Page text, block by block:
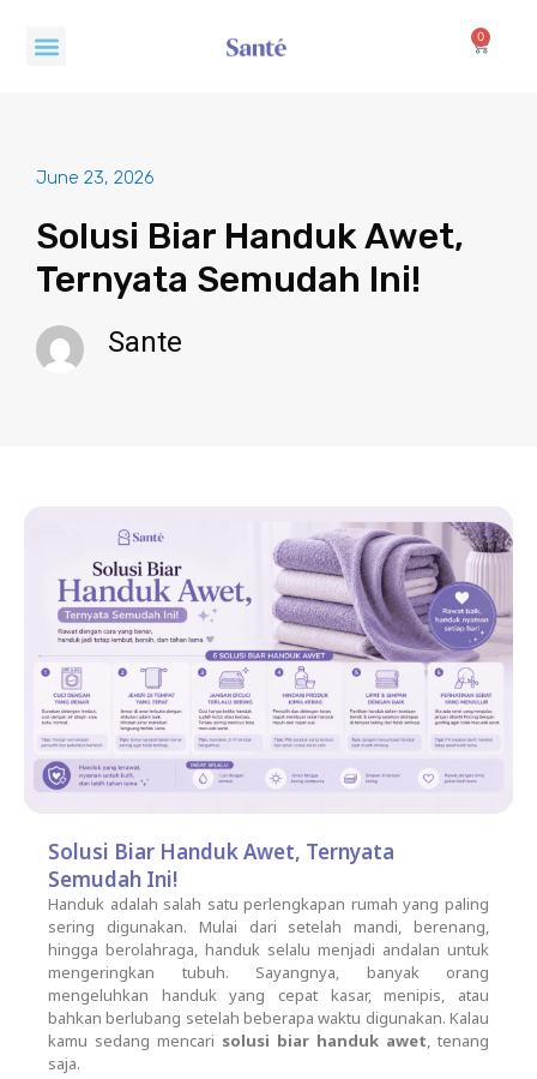
Menu 0 Cart
June 23, 2026
Solusi Biar Handuk Awet,
Ternyata Semudah Ini!
Sante
Solusi Biar Handuk Awet, Ternyata
Semudah Ini!
Handuk adalah salah satu perlengkapan rumah yang paling
sering digunakan. Mulai dari setelah mandi, berenang,
hingga berolahraga, handuk selalu menjadi andalan untuk
mengeringkan tubuh. Sayangnya, banyak orang
mengeluhkan handuk yang cepat kasar, menipis, atau
bahkan berlubang setelah beberapa waktu digunakan. Kalau
kamu sedang mencari solusi biar handuk awet, tenang
saja.